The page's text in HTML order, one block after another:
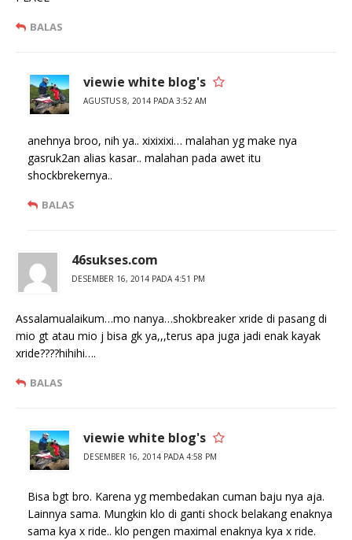
BALAS
viewie white blog's
AGUSTUS 8, 2014 PADA 3:52 AM
anehnya broo, nih ya.. xixixixi… malahan yg make nya
gasruk2an alias kasar.. malahan pada awet itu
shockbrekernya..
BALAS
46sukses.com
DESEMBER 16, 2014 PADA 4:51 PM
Assalamualaikum…mo nanya…shokbreaker xride di pasang di
mio gt atau mio j bisa gk ya,,,terus apa juga jadi enak kayak
xride????hihihi….
BALAS
viewie white blog's
DESEMBER 16, 2014 PADA 4:58 PM
Bisa bgt bro. Karena yg membedakan cuman baju nya aja.
Lainnya sama. Mungkin klo di ganti shock belakang enaknya
sama kya x ride.. klo pengen maximal enaknya kya x ride.